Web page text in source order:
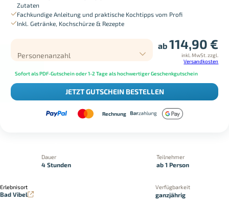
Zutaten
Fachkundige Anleitung und praktische Kochtipps vom Profi
Inkl. Getränke, Kochschürze & Rezepte
Personenanzahl
ab114,90 €
inkl. MwSt. zzgl.
Versandkosten
Sofort als PDF-Gutschein oder 1-2 Tage als hochwertiger Geschenkgutschein
JETZT GUTSCHEIN BESTELLEN
Rechnung
Dauer
4 Stunden
Teilnehmer
ab 1 Person
Erlebnisort
Bad Vibel
Verfügbarkeit
ganzjährig